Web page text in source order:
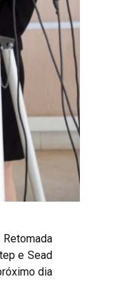
e Sead
dia